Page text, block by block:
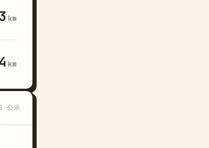
km
km
公示